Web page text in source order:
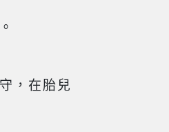
，在胎兒